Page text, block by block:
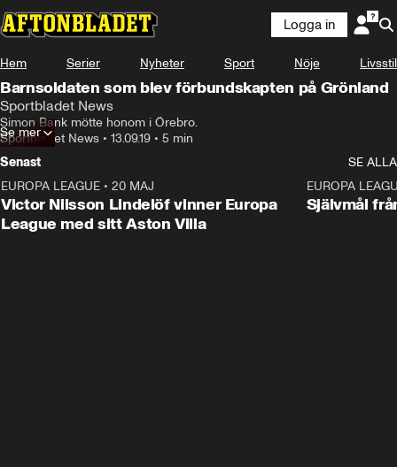
Logga in
Hem Serier Nyheter Sport Nöje Livsstil
Barnsoldaten som blev förbundskapten på Grönland
Sportbladet News
Simon Bank mötte honom i Örebro.
Sportbladet News • 13.09.19 • 5 min
Se mer
Senast
SE ALLA
EUROPA LEAGUE • 20 MAJ
Victor Nilsson Lindelöf vinner Europa
League med sitt Aston Villa
EUROPA
Självmål